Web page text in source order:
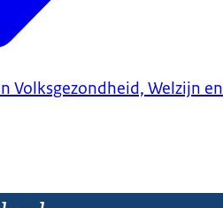
Volksgezondheid, Welzijn en